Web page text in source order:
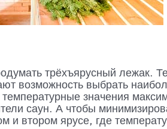
трёхъярусный лежак.
возможность выбрать
значения
саун. А чтобы
и втором ярусе, где